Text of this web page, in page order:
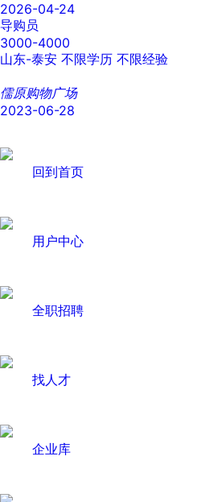
2026-04-24
导购员
3000-4000
山东-泰安 不限学历 不限经验
儒原购物广场
2023-06-28
回到首页
用户中心
全职招聘
找人才
企业库